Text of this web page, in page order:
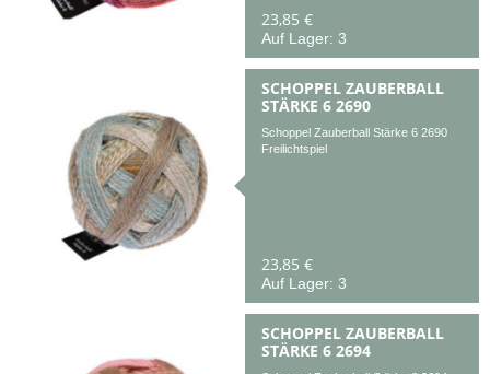
23,85 €
Auf Lager: 3
SCHOPPEL ZAUBERBALL
STÄRKE 6 2690
Schoppel Zauberball Stärke 6 2690
Freilichtspiel
23,85 €
Auf Lager: 3
SCHOPPEL ZAUBERBALL
STÄRKE 6 2694